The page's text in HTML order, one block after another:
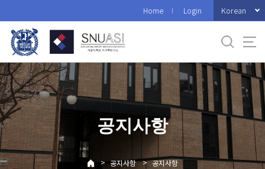
로
메
뉴
Home Login Korean
공지사항
> 공지사항 > 공지사항